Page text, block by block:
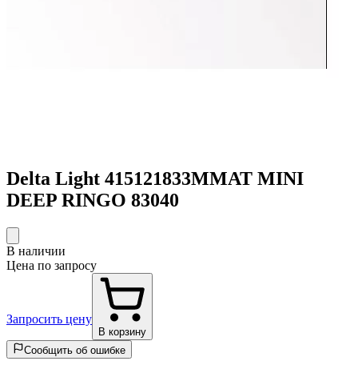
Delta Light 415121833MMAT MINI
DEEP RINGO 83040
В наличии
Цена по запросу
Запросить цену
В корзину
Сообщить об ошибке